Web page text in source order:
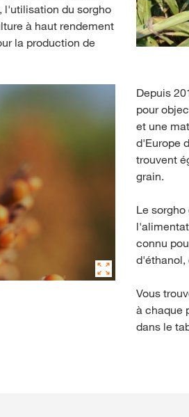
l'utilisation du sorgho
à haut rendement
la production de
Depuis
pour
et une
d'Europe
trouvent
grain.
Le
connu
d'éthanol,
Vous
à chaque
dans le